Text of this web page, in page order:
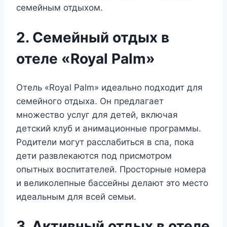
семейным отдыхом.
2. Семейный отдых в
отеле «Royal Palm»
Отель «Royal Palm» идеально подходит для
семейного отдыха. Он предлагает
множество услуг для детей, включая
детский клуб и анимационные программы.
Родители могут расслабиться в спа, пока
дети развлекаются под присмотром
опытных воспитателей. Просторные номера
и великолепные бассейны делают это место
идеальным для всей семьи.